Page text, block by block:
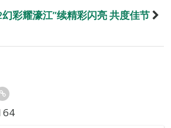
彩耀濠江”续精彩闪亮 共度佳节